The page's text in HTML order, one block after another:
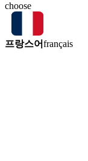
choose
프랑스어français